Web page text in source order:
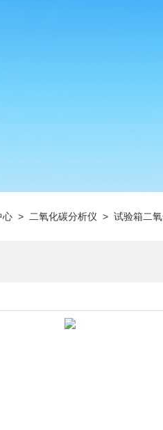
心 > 二氧化碳分析仪 > 试验箱二